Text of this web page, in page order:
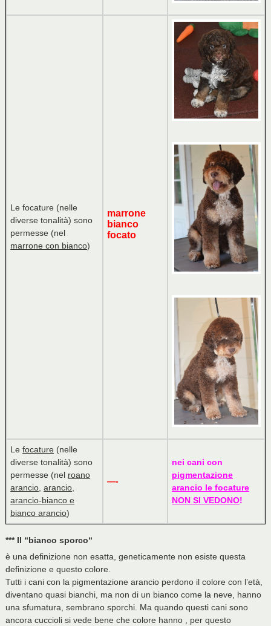
Le focature (nelle
diverse tonalità) sono
permesse (nel
marrone con bianco)
marrone
bianco
focato
Lefocature (nelle
diverse tonalità) sono
permesse (nel roano
arancio,arancio,
arancio-bianco e
bianco arancio)
—-
nei cani con
pigmentazione
arancio le focature
NON SI VEDONO!
*** Il “bianco sporco“
è una definizione non esatta, geneticamente non esiste questa
definizione e questo colore.
Tutti i cani con la pigmentazione arancio perdono il colore con l’età,
diventano quasi bianchi, ma non di un bianco come la neve, hanno
una sfumatura, sembrano sporchi. Ma quando questi cani sono
ancora cuccioli si vede bene che colore hanno , per questo